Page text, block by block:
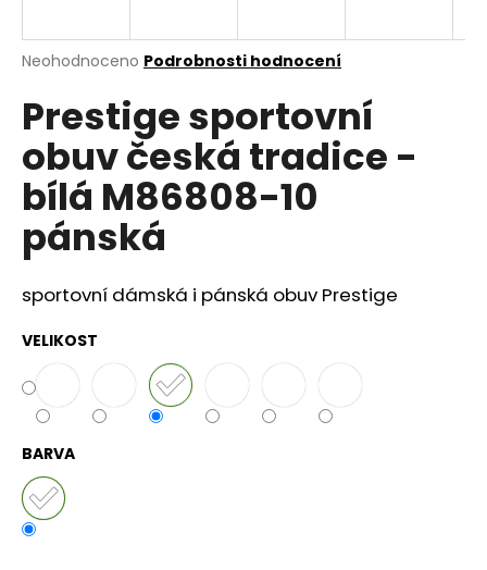
Průměrné
produktu
je
z
5
hvězdiček.
Neohodnoceno Podrobnosti hodnocení
Prestige sportovní
obuv česká tradice -
bílá M86808-10
pánská
sportovní dámská i pánská obuv Prestige
VELIKOST
BARVA
j
t
?
D
p
r
u
č
u
j